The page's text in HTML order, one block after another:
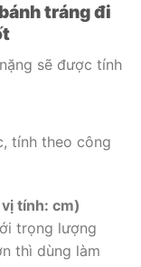
tráng đi
sẽ được tính
tính theo công
tính: cm)
trọng lượng
thì dùng làm